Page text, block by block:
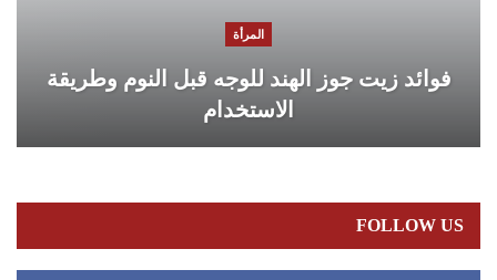
المرأة
فوائد زيت جوز الهند للوجه قبل النوم وطريقة
الاستخدام
FOLLOW US